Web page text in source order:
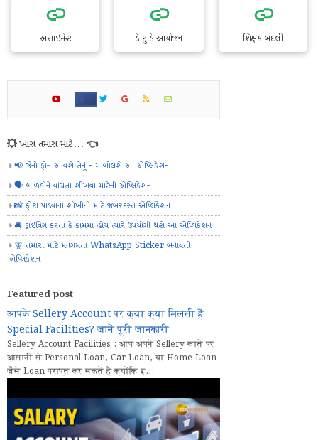
અસાઇમેન્ટ ડે ટુ ડે આયોજન શિક્ષક બદલી
💥 ખાસ તમારા માટે... 👈
📢 જેનો ફોન આવશે તેનું નામ બોલશે આ એપ્લિકેશન
🗣️ બાળકોને વાંચતા શીખવા માટેની એપ્લિકેશન
📸 ફોટા પાડવાના શોખીનો માટે જબરદસ્ત એપ્લિકેશન
🚘 ડ્રાઈવિંગ કરતા કે કામમાં હોય ત્યારે ઉપયોગી થશે આ એપ્લિકેશન
🧚 તમારા માટે મનગમતા WhatsApp Sticker બનાવતી
એપ્લિકેશન
Featured post
आपके Sellery Account पर क्या क्या मिलती हैं
Special Facilities? जानें पूरी जानकारी
Sellery Account Facilities : आप अपने Sellery खाते पर
आसानी से Personal Loan, Car Loan, या Home Loan
जैसे Loan प्राप्त कर सकते हैं क्योंकि इ...